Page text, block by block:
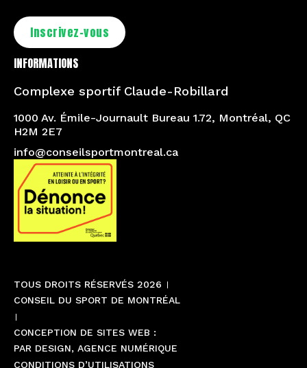
Inscrivez-vous
INFORMATIONS
Complexe sportif Claude-Robillard
1000 Av. Émile-Journault Bureau 1.72, Montréal, QC
H2M 2E7
info@conseilsportmontreal.ca
TOUS DROITS RÉSERVÉS 2026
CONSEIL DU SPORT DE MONTRÉAL
CONCEPTION DE SITES WEB :
PAR DESIGN, AGENCE NUMÉRIQUE
CONDITIONS D’UTILISATIONS